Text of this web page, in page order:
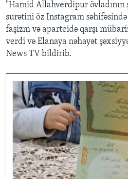
"Hamid Allahverdipur övladının
surətini öz Instagram səhifəsində
faşizm və aparteidə qarşı
verdi və Elanaya nəhayət
News TV bildirib.